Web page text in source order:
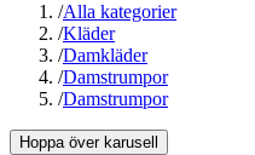
/Alla kategorier
/Kläder
/Damkläder
/Damstrumpor
/Damstrumpor
Hoppa över karusell